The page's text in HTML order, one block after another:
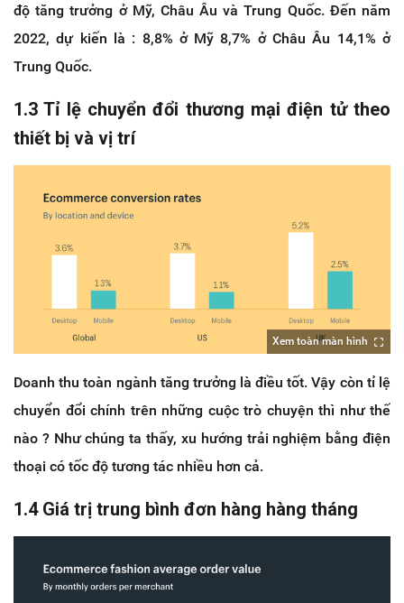
độ tăng trưởng ở Mỹ, Châu Âu và Trung Quốc. Đến năm
2022, dự kiến là : 8,8% ở Mỹ 8,7% ở Châu Âu 14,1% ở
Trung Quốc.
1.3 Tỉ lệ chuyển đổi thương mại điện tử theo
thiết bị và vị trí
Xem toàn màn hình
Doanh thu toàn ngành tăng trưởng là điều tốt. Vậy còn tỉ lệ
chuyển đổi chính trên những cuộc trò chuyện thì như thế
nào ? Như chúng ta thấy, xu hướng trải nghiệm bằng điện
thoại có tốc độ tương tác nhiều hơn cả.
1.4 Giá trị trung bình đơn hàng hàng tháng